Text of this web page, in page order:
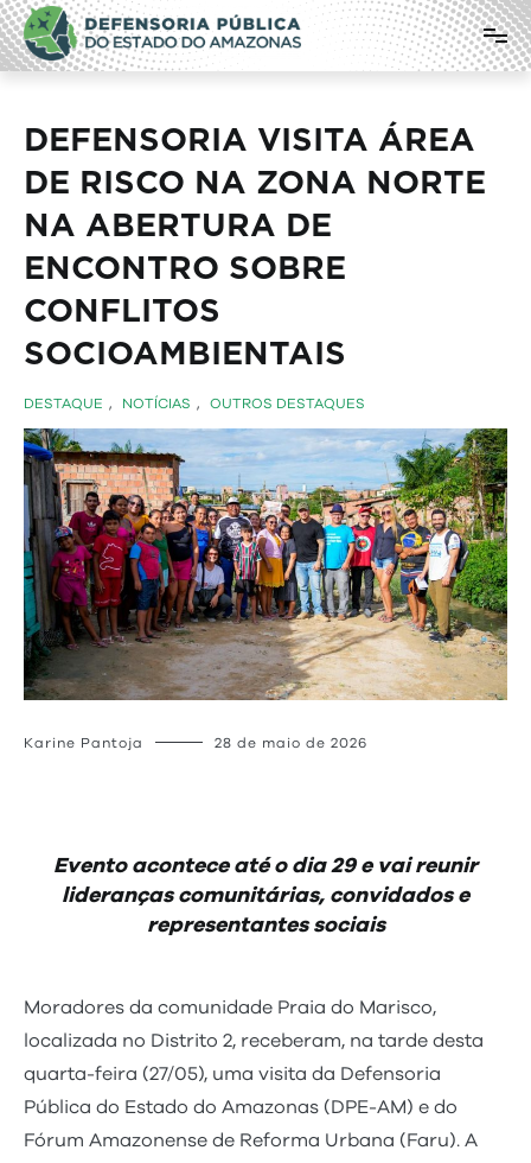
Pular
para
o
conteúdo
Defensoria Pública do Estado do
Amazonas
DEFENSORIA VISITA ÁREA
DE RISCO NA ZONA NORTE
NA ABERTURA DE
ENCONTRO SOBRE
CONFLITOS
SOCIOAMBIENTAIS
DESTAQUE , NOTÍCIAS , OUTROS DESTAQUES
Karine Pantoja 28 de maio de 2026
Evento acontece até o dia 29 e vai reunir
lideranças comunitárias, convidados e
representantes sociais
Moradores da comunidade Praia do Marisco,
localizada no Distrito 2, receberam, na tarde desta
quarta-feira (27/05), uma visita da Defensoria
Pública do Estado do Amazonas (DPE-AM) e do
Fórum Amazonense de Reforma Urbana (Faru). A